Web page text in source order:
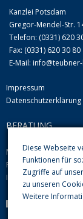
Kanzlei Potsdam
Gregor-Mendel-Str.
Telefon: (0331) 620
Fax: (0331) 620 30 80
E-Mail:
Impressum
Datenschutzerklärung
BERATUNG
Mo-Do von 09.00
Fr 08.00 Uhr-12.00 Uhr
Im Übrigen nach
Diese Webseite
Funktionen für
Zugriffe auf
zu unseren
Weitere